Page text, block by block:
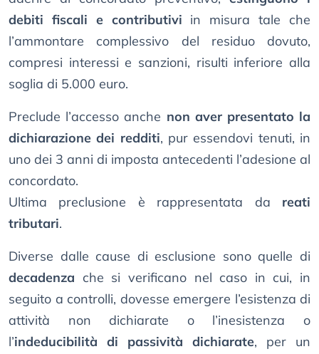
debiti fiscali e contributivi in misura tale che
l’ammontare complessivo del residuo dovuto,
compresi interessi e sanzioni, risulti inferiore alla
soglia di 5.000 euro.
Preclude l’accesso anche non aver presentato la
dichiarazione dei redditi, pur essendovi tenuti, in
uno dei 3 anni di imposta antecedenti l’adesione al
concordato.
Ultima preclusione è rappresentata da reati
tributari.
Diverse dalle cause di esclusione sono quelle di
decadenza che si verificano nel caso in cui, in
seguito a controlli, dovesse emergere l’esistenza di
attività non dichiarate o l’inesistenza o
l’indeducibilità di passività dichiarate, per un